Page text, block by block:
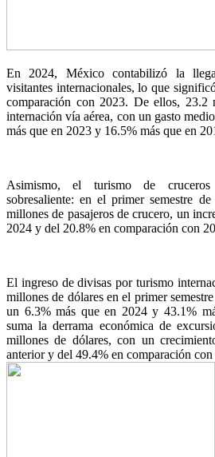
En 2024, México contabilizó la
visitantes internacionales, lo que
comparación con 2023. De ellos, 23.2
internación vía aérea, con un gasto
más que en 2023 y 16.5% más que en
Asimismo, el turismo de
sobresaliente: en el primer semestre
millones de pasajeros de crucero, un
2024 y del 20.8% en comparación con
El ingreso de divisas por turismo
millones de dólares en el primer
un 6.3% más que en 2024 y 43.1%
suma la derrama económica de
millones de dólares, con un
anterior y del 49.4% en comparación con